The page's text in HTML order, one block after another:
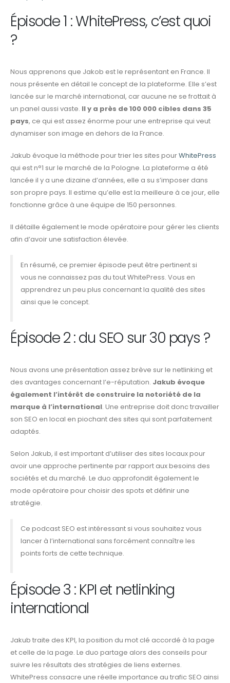
Épisode 1 : WhitePress, c’est quoi
?
Nous apprenons que Jakob est le représentant en France. Il
nous présente en détail le concept de la plateforme. Elle s’est
lancée sur le marché international, car aucune ne se frottait à
un panel aussi vaste. Il y a près de 100 000 cibles dans 35
pays, ce qui est assez énorme pour une entreprise qui veut
dynamiser son image en dehors de la France.
Jakub évoque la méthode pour trier les sites pourWhitePress
qui est n°1 sur le marché de la Pologne. La plateforme a été
lancée il y a une dizaine d’années, elle a su s’imposer dans
son propre pays. Il estime qu’elle est la meilleure à ce jour, elle
fonctionne grâce à une équipe de 150 personnes.
Il détaille également le mode opératoire pour gérer les clients
afin d’avoir une satisfaction élevée.
En résumé, ce premier épisode peut être pertinent si
vous ne connaissez pas du tout WhitePress. Vous en
apprendrez un peu plus concernant la qualité des sites
ainsi que le concept.
Épisode 2 : du SEO sur 30 pays ?
Nous avons une présentation assez brève sur le netlinking et
des avantages concernant l’e-réputation. Jakub évoque
également l’intérêt de construire la notoriété de la
marque à l’international. Une entreprise doit donc travailler
son SEO en local en piochant des sites qui sont parfaitement
adaptés.
Selon Jakub, il est important d’utiliser des sites locaux pour
avoir une approche pertinente par rapport aux besoins des
sociétés et du marché. Le duo approfondit également le
mode opératoire pour choisir des spots et définir une
stratégie.
Ce podcast SEO est intéressant si vous souhaitez vous
lancer à l’international sans forcément connaître les
points forts de cette technique.
Épisode 3 : KPI et netlinking
international
Jakub traite des KPI, la position du mot clé accordé à la page
et celle de la page. Le duo partage alors des conseils pour
suivre les résultats des stratégies de liens externes.
WhitePress consacre une réelle importance au trafic SEO ainsi